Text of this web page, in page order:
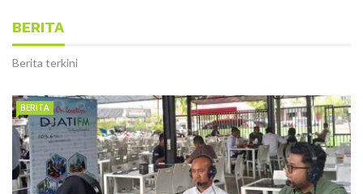
BERITA
Berita terkini
BERITA